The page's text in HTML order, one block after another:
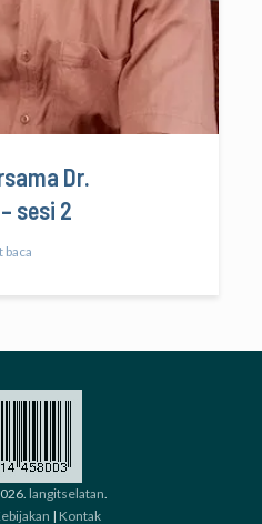
Dr.
sesi 2
baca
langitselatan
| Kontak